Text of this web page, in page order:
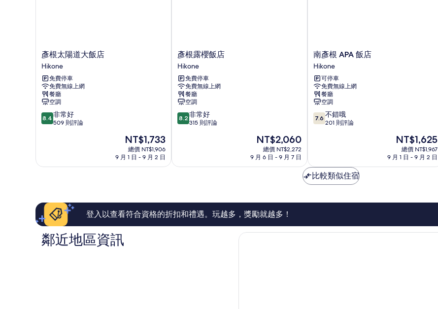
彥
根
太
陽
道
大
飯
店
Hikone
彥根太陽道大飯店
Hikone
免費停車
免費無線上網
餐廳
空調
8.4
分，
非
則
論
8.4 非常好
509 則評論
現
在
價
NT$1,733
總價 NT$1,906
9 月 1 日 - 9 月 2 日
彥
根
露
櫻
飯
店
Hikone
彥根露櫻飯店
Hikone
免費停車
免費無線上網
餐廳
空調
8.2
分，
非
則
評
論
8.2 非常好
315 則評論
現
價
NT$2,060
總價 NT$2,272
9 月 6 日 - 9 月 7 日
南
彥
根
APA
飯
店
Hikone
南彥根 APA 飯店
Hikone
可停車
免費無線上網
餐廳
空調
7.6
分，
不
錯
哦，
則
7.6 不錯哦
201 則評論
現
在
價
NT$1,625
總價 NT$1,967
9 月 1 日 - 9 月 2 日
比較類似住宿
登入以查看符合資格的折扣和禮遇。玩越多，獎勵就越多！
鄰近地區資訊